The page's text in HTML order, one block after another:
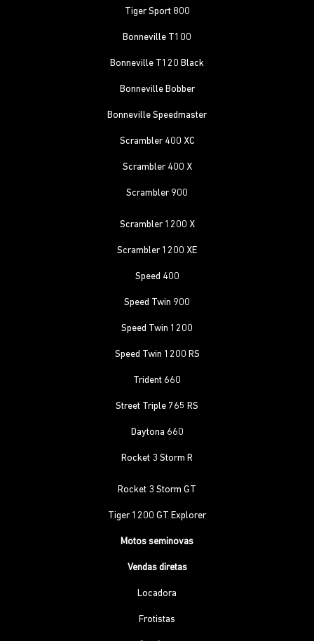
Tiger Sport 800
Bonneville T100
Bonneville T120 Black
Bonneville Bobber
Bonneville Speedmaster
Scrambler 400 XC
Scrambler 400 X
Scrambler 900
Scrambler 1200 X
Scrambler 1200 XE
Speed 400
Speed Twin 900
Speed Twin 1200
Speed Twin 1200 RS
Trident 660
Street Triple 765 RS
Daytona 660
Rocket 3 Storm R
Rocket 3 Storm GT
Tiger 1200 GT Explorer
Motos seminovas
Vendas diretas
Locadora
Frotistas